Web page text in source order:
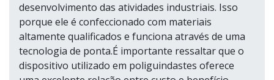
desenvolvimento das atividades industriais. Isso
porque ele é confeccionado com materiais
altamente qualificados e funciona através de uma
tecnologia de ponta.É importante ressaltar que o
dispositivo utilizado em poliguindastes oferece